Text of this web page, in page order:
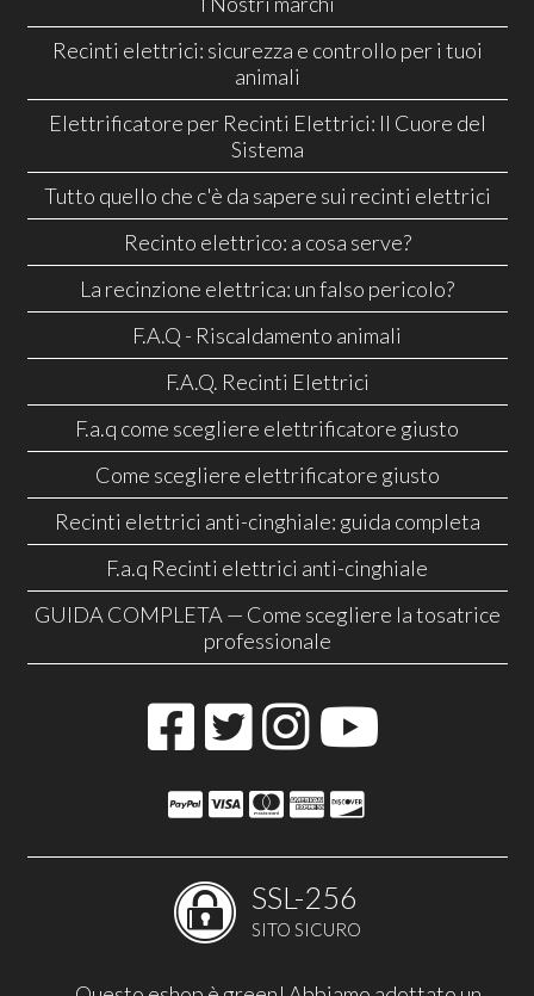
Recinti elettrici: sicurezza e controllo per i tuoi
animali
Elettrificatore per Recinti Elettrici: Il Cuore del
Sistema
Tutto quello che c'è da sapere sui recinti elettrici
Recinto elettrico: a cosa serve?
La recinzione elettrica: un falso pericolo?
F.A.Q - Riscaldamento animali
F.A.Q. Recinti Elettrici
F.a.q come scegliere elettrificatore giusto
Come scegliere elettrificatore giusto
Recinti elettrici anti-cinghiale: guida completa
F.a.q Recinti elettrici anti-cinghiale
GUIDA COMPLETA — Come scegliere la tosatrice
professionale
SSL-256
SITO SICURO